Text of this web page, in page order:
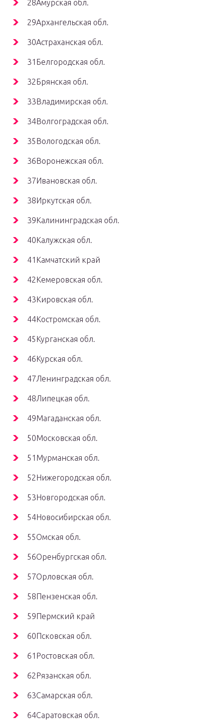
28Амурская обл.
29Архангельская обл.
30Астраханская обл.
31Белгородская обл.
32Брянская обл.
33Владимирская обл.
34Волгоградская обл.
35Вологодская обл.
36Воронежская обл.
37Ивановская обл.
38Иркутская обл.
39Калининградская обл.
40Калужская обл.
41Камчатский край
42Кемеровская обл.
43Кировская обл.
44Костромская обл.
45Курганская обл.
46Курская обл.
47Ленинградская обл.
48Липецкая обл.
49Магаданская обл.
50Московская обл.
51Мурманская обл.
52Нижегородская обл.
53Новгородская обл.
54Новосибирская обл.
55Омская обл.
56Оренбургская обл.
57Орловская обл.
58Пензенская обл.
59Пермский край
60Псковская обл.
61Ростовская обл.
62Рязанская обл.
63Самарская обл.
64Саратовская обл.